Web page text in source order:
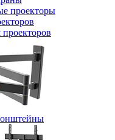
проекторы